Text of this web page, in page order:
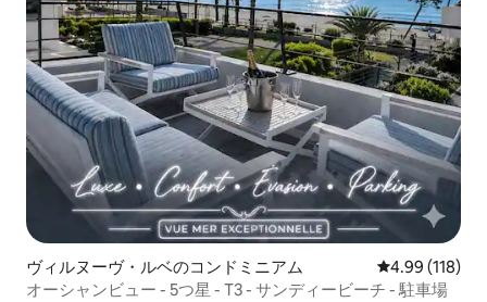
ヴィルヌーヴ・ルベのコンドミニアム レビュー118
4.99 (118)
オーシャンビュー - 5つ星 - T3 - サンディービーチ - 駐車場